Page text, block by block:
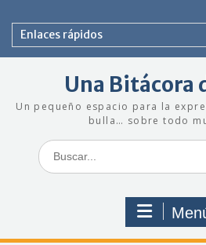
contenido
Enlaces rápidos
Una Bitácora
Un pequeño espacio para la
bulla… sobre todo
Buscar: